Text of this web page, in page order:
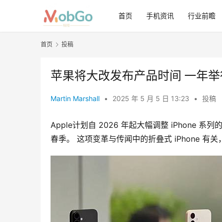
首页 手机资讯 行业前瞻
首页 投稿
苹果将大改发布产品时间 一年
Martin Marshall • 2025 年 5 月 5 日 13:23 • 投稿
Apple计划自 2026 年起大幅调整 iPhone 系列
春季。 这项变革与传闻中的折叠式 iPhone 有